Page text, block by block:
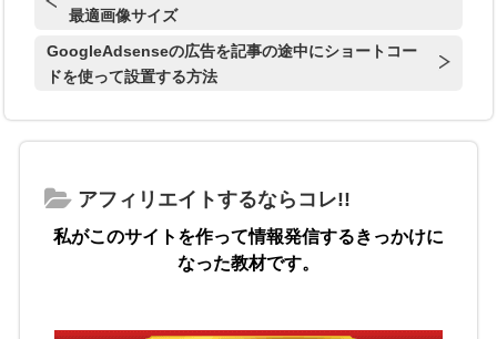
最適画像サイズ
GoogleAdsenseの広告を記事の途中にショートコー
ドを使って設置する方法
アフィリエイトするならコレ!!
私がこのサイトを作って情報発信するきっかけに
なった教材です。